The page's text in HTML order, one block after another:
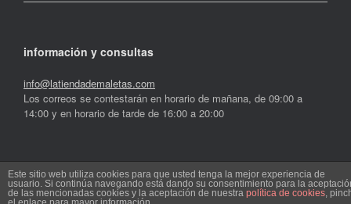
información y consultas
info@latiendademaletas.com
Los correos se contestarán en horario de mañana, de 09:00 a
14:00 y en horario de tarde de 16:00 a 20:00
latiendademaletas.com: Maletas y mochilas en Internet
Un Tema deSiteOrigin
Este sitio web utiliza cookies para que usted tenga la mejor experiencia de
usuario. Si continúa navegando está dando su consentimiento para la
de las mencionadas cookies y la aceptación de nuestra política de cookies,